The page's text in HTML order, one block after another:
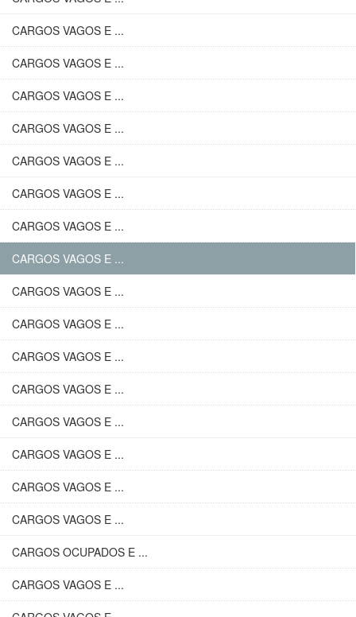
CARGOS VAGOS E ...
CARGOS VAGOS E ...
CARGOS VAGOS E ...
CARGOS VAGOS E ...
CARGOS VAGOS E ...
CARGOS VAGOS E ...
CARGOS VAGOS E ...
CARGOS VAGOS E ...
CARGOS VAGOS E ...
CARGOS VAGOS E ...
CARGOS VAGOS E ...
CARGOS VAGOS E ...
CARGOS VAGOS E ...
CARGOS VAGOS E ...
CARGOS VAGOS E ...
CARGOS VAGOS E ...
CARGOS OCUPADOS E ...
CARGOS VAGOS E ...